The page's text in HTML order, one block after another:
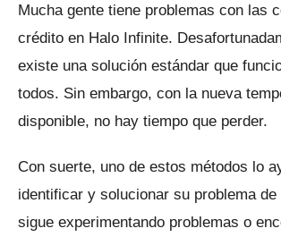
Mucha gente tiene problemas con las
crédito en Halo Infinite.
existe una solución estándar que
todos. Sin embargo, con la nueva
disponible, no hay tiempo que perder.
Con suerte, uno de estos métodos lo
identificar y solucionar su problema de
sigue experimentando problemas o